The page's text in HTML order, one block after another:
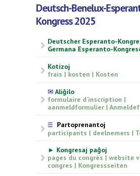
Deutsch-Benelux-
Kongress 2025
Deutscher Esperanto-
Germana Esperanto-
Kotizoj
frais | kosten | Kosten
✉ Aliĝilo
formulaire d’inscription |
aanmeldformulier |
☰
Partoprenantoj
participants | deelnemers |
► Kongresaj paĝoj
pages du congrès | website
congres | Kongressseiten